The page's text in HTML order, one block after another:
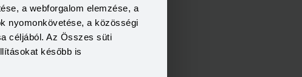
a webforgalom elemzése, a
nyomonkövetése, a közösségi
céljából. Az Összes süti
később is
szeretnék